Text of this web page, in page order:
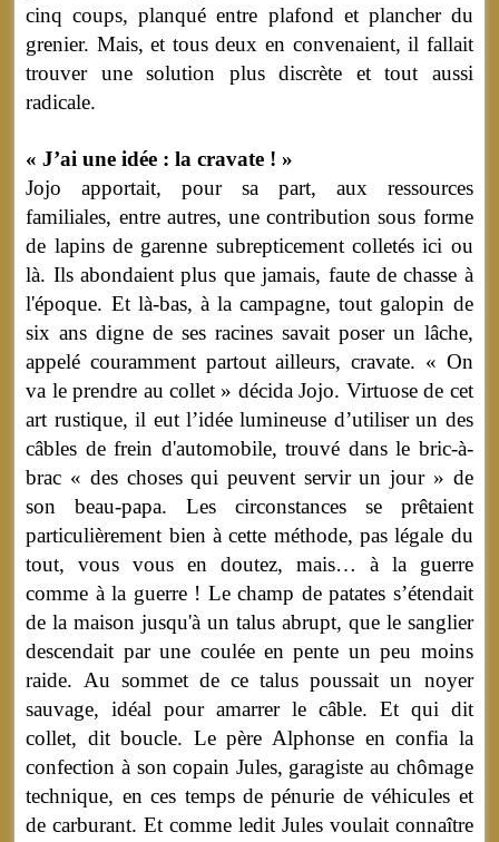
cinq coups, planqué entre plafond et plancher du
grenier. Mais, et tous deux en convenaient, il fallait
trouver une solution plus discrète et tout aussi
radicale.
« J’ai une idée : la cravate ! »
Jojo apportait, pour sa part, aux ressources
familiales, entre autres, une contribution sous forme
de lapins de garenne subrepticement colletés ici ou
là. Ils abondaient plus que jamais, faute de chasse à
l'époque. Et là-bas, à la campagne, tout galopin de
six ans digne de ses racines savait poser un lâche,
appelé couramment partout ailleurs, cravate. « On
va le prendre au collet » décida Jojo. Virtuose de cet
art rustique, il eut l’idée lumineuse d’utiliser un des
câbles de frein d'automobile, trouvé dans le bric-à-
brac « des choses qui peuvent servir un jour » de
son beau-papa. Les circonstances se prêtaient
particulièrement bien à cette méthode, pas légale du
tout, vous vous en doutez, mais… à la guerre
comme à la guerre ! Le champ de patates s’étendait
de la maison jusqu'à un talus abrupt, que le sanglier
descendait par une coulée en pente un peu moins
raide. Au sommet de ce talus poussait un noyer
sauvage, idéal pour amarrer le câble. Et qui dit
collet, dit boucle. Le père Alphonse en confia la
confection à son copain Jules, garagiste au chômage
technique, en ces temps de pénurie de véhicules et
de carburant. Et comme ledit Jules voulait connaître